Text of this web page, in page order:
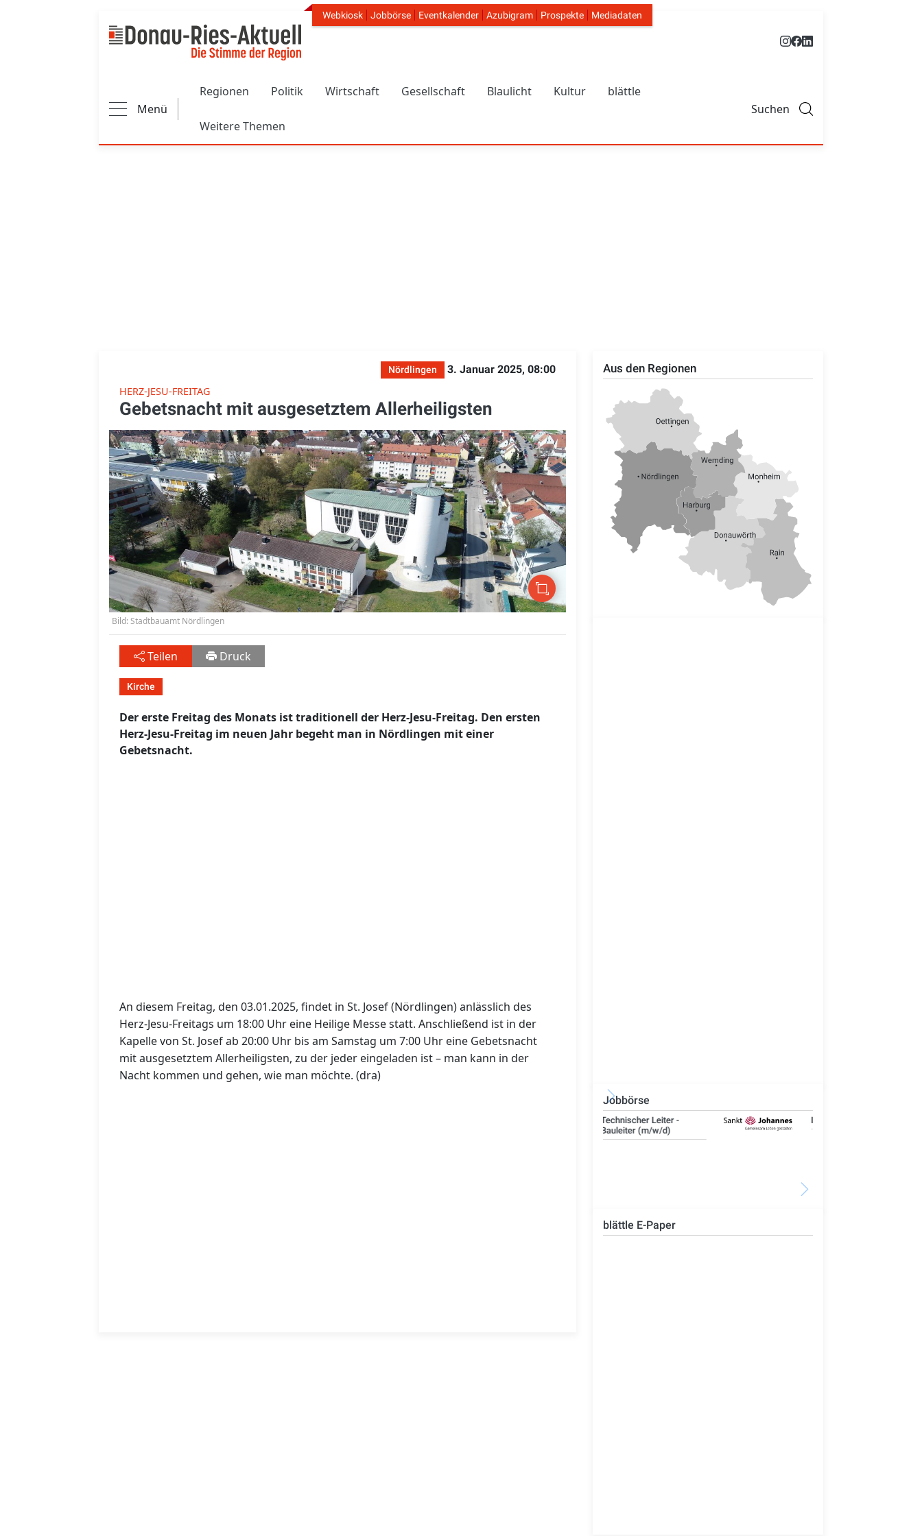
Header Navigation
Webkiosk Jobbörse Eventkalender Azubigram Prospekte Mediadaten
Menü
Regionen Politik Wirtschaft Gesellschaft Blaulicht Kultur blättle
Weitere Themen
Suchen
Nördlingen
3. Januar 2025, 08:00
HERZ-JESU-FREITAG
Gebetsnacht mit ausgesetztem Allerheiligsten
Bild: Stadtbauamt Nördlingen
Teilen Druck
Kirche
Der erste Freitag des Monats ist traditionell der Herz-Jesu-Freitag. Den ersten
Herz-Jesu-Freitag im neuen Jahr begeht man in Nördlingen mit einer
Gebetsnacht.
An diesem Freitag, den 03.01.2025, findet in St. Josef (Nördlingen) anlässlich des
Herz-Jesu-Freitags um 18:00 Uhr eine Heilige Messe statt. Anschließend ist in der
Kapelle von St. Josef ab 20:00 Uhr bis am Samstag um 7:00 Uhr eine Gebetsnacht
mit ausgesetztem Allerheiligsten, zu der jeder eingeladen ist – man kann in der
Nacht kommen und gehen, wie man möchte. (dra)
Aus den Regionen
Jobbörse
IT-Administrator (m/w/d)
blättle E-Paper